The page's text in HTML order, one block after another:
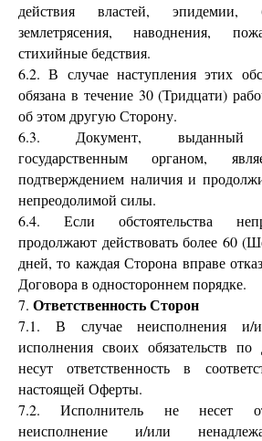
действия властей, эпидемии,
землетрясения, наводнения,
стихийные бедствия.
6.2. В случае наступления этих
обязана в течение 30 (Тридцати)
об этом другую Сторону.
6.3. Документ, выданный
государственным органом,
подтверждением наличия и
непреодолимой силы.
6.4. Если обстоятельства
продолжают действовать более 60
дней, то каждая Сторона вправе
Договора в одностороннем порядке.
7. Ответственность Сторон
7.1. В случае неисполнения и/
исполнения своих обязательств
несут ответственность в
настоящей Оферты.
7.2. Исполнитель не несет
неисполнение и/или